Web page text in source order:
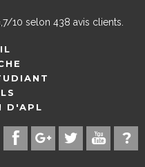
/10 selon 438 avis clients.
D'APL